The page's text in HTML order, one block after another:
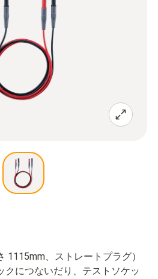
1115mm、ストレートプラグ）
クにつないだり、テストソケッ